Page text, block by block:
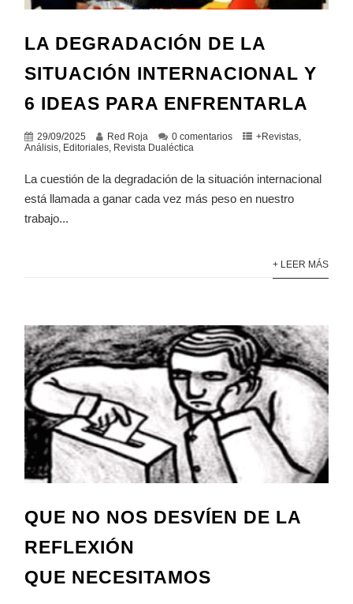
LA DEGRADACIÓN DE LA
SITUACIÓN INTERNACIONAL Y
6 IDEAS PARA ENFRENTARLA
29/09/2025 Red Roja 0 comentarios +Revistas,
Análisis, Editoriales, Revista Dualéctica
La cuestión de la degradación de la situación internacional
está llamada a ganar cada vez más peso en nuestro
trabajo...
+ LEER MÁS
QUE NO NOS DESVÍEN DE LA
REFLEXIÓN
QUE NECESITAMOS